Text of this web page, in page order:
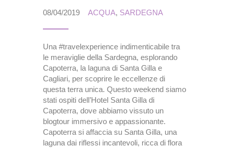
08/04/2019 ACQUA, SARDEGNA
Una #travelexperience indimenticabile tra
le meraviglie della Sardegna, esplorando
Capoterra, la laguna di Santa Gilla e
Cagliari, per scoprire le eccellenze di
questa terra unica. Questo weekend siamo
stati ospiti dell’Hotel Santa Gilla di
Capoterra, dove abbiamo vissuto un
blogtour immersivo e appassionante.
Capoterra si affaccia su Santa Gilla, una
laguna dai riflessi incantevoli, ricca di flora